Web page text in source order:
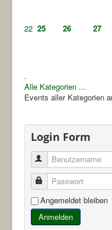
22 25 26 27
.
Alle Kategorien ...
Events aller Kategorien
Login Form
Benutzername
Passwort
Angemeldet bleiben
Anmelden